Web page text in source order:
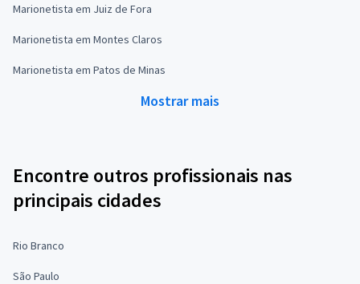
Marionetista em Juiz de Fora
Marionetista em Montes Claros
Marionetista em Patos de Minas
Mostrar mais
Encontre outros profissionais nas
principais cidades
Rio Branco
São Paulo